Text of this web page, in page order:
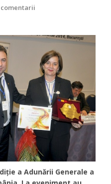
comentarii
a Adunării Generale a